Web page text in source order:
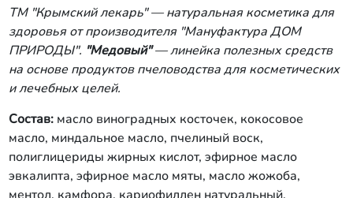
ТМ "Крымский лекарь" — натуральная косметика для
здоровья от производителя"Мануфактура ДОМ
ПРИРОДЫ". "Медовый"— линейка полезных средств
на основе продуктов пчеловодства для косметических
и лечебных целей.
Состав:масло виноградных косточек, кокосовое
масло, миндальное масло, пчелиный воск,
полиглицериды жирных кислот, эфирное масло
эвкалипта, эфирное масло мяты, масло жожоба,